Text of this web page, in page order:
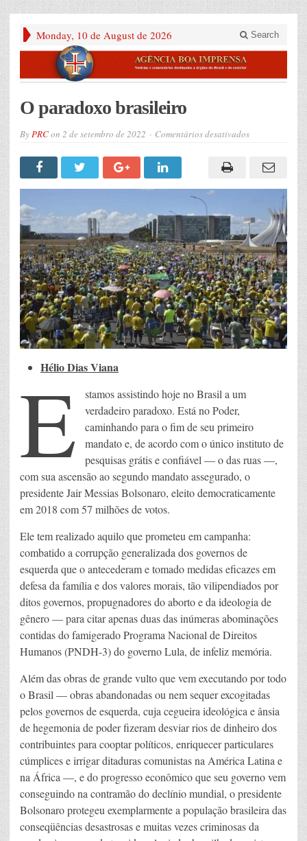
Monday, 10 de August de 2026 Search
O paradoxo brasileiro
ByPRCon 2 de setembro de 2022 Comentários desativadosem
brasileiro
Hélio Dias Viana
E
stamos assistindo hoje no Brasil a um
verdadeiro paradoxo. Está no Poder,
caminhando para o fim de seu primeiro
mandato e, de acordo com o único instituto de
pesquisas grátis e confiável — o das ruas —,
com sua ascensão ao segundo mandato assegurado, o
presidente Jair Messias Bolsonaro, eleito democraticamente
em 2018 com 57 milhões de votos.
Ele tem realizado aquilo que prometeu em campanha:
combatido a corrupção generalizada dos governos de
esquerda que o antecederam e tomado medidas eficazes em
defesa da família e dos valores morais, tão vilipendiados por
ditos governos, propugnadores do aborto e da ideologia de
gênero — para citar apenas duas das inúmeras abominações
contidas do famigerado Programa Nacional de Direitos
Humanos (PNDH-3) do governo Lula, de infeliz memória.
Além das obras de grande vulto que vem executando por todo
o Brasil — obras abandonadas ou nem sequer excogitadas
pelos governos de esquerda, cuja cegueira ideológica e ânsia
de hegemonia de poder fizeram desviar rios de dinheiro dos
contribuintes para cooptar políticos, enriquecer particulares
cúmplices e irrigar ditaduras comunistas na América Latina e
na África —, e do progresso econômico que seu governo vem
conseguindo na contramão do declínio mundial, o presidente
Bolsonaro protegeu exemplarmente a população brasileira das
conseqüências desastrosas e muitas vezes criminosas da